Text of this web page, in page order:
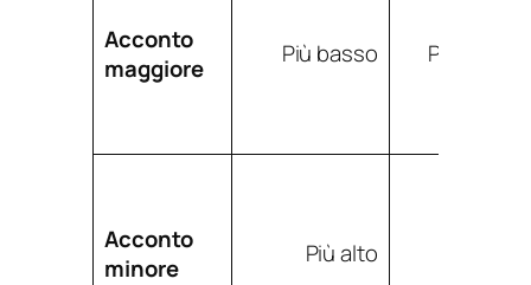
Acconto
maggiore
Più basso Più basso
Acconto
minore
Più alto